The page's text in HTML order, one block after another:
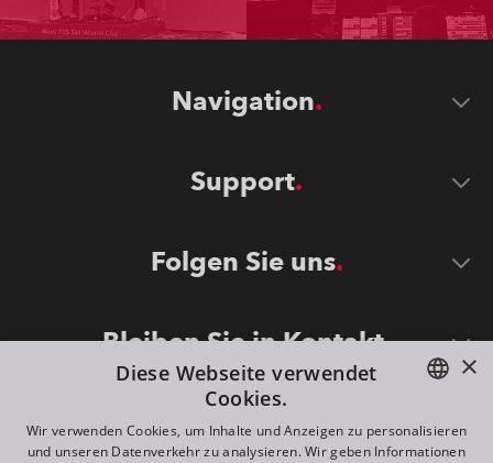
Navigation
Support
Folgen Sie uns
Bleiben Sie in Kontakt
ENGLISH
×
Diese Webseite verwendet
Cookies.
Wir verwenden Cookies, um Inhalte und Anzeigen zu personalisieren
und unseren Datenverkehr zu analysieren. Wir geben Informationen